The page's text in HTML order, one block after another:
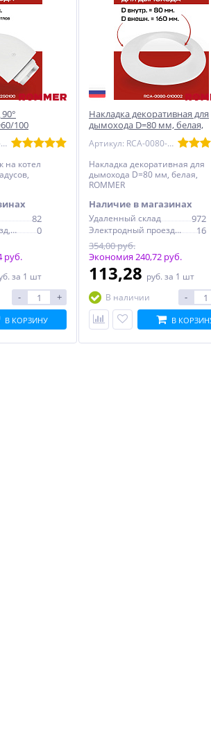
100
(RCA-
Артикул: RCA-6010-250100
на котел
82
Электродный проезд, 6с1
0
руб.
за 1 шт
- +
В КОРЗИНУ
Накладка декоративная для
дымохода D=80 мм, белая,
ROMMER (RCA-0080-010002)
Артикул: RCA-0080-010002
Накладка декоративная для
дымохода D=80 мм, белая,
ROMMER
Наличие в магазинах
Удаленный склад 972
Электродный проезд, 6с1
16
354,00 руб.
Экономия 240,72 руб.
113,28 руб. за 1 шт
В наличии
-
В